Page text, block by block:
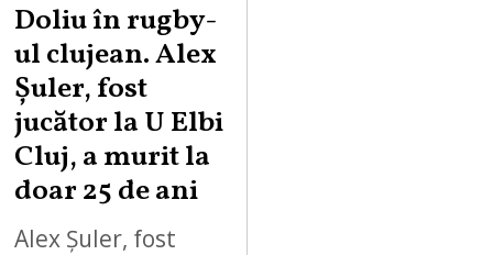
Doliu în rugby-
ul clujean. Alex
Șuler, fost
jucător la U Elbi
Cluj, a murit la
doar 25 de ani
Alex Șuler, fost